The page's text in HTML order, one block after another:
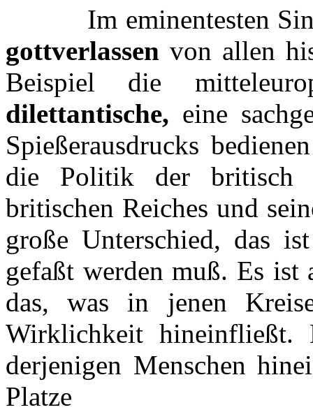
Im eminentesten
gottverlassen von allen
Beispiel die
dilettantische, eine
Spießerausdrucks
die Politik der britisch
britischen Reiches und
große Unterschied, das
gefaßt werden muß. Es ist
das, was in jenen
Wirklichkeit
derjenigen Menschen
Platze